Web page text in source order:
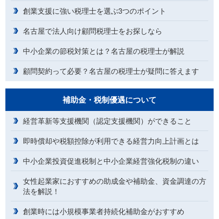
創業支援に強い税理士を選ぶ3つのポイント
名古屋で法人向け顧問税理士をお探しなら
中小企業の節税対策とは？名古屋の税理士が解説
顧問契約って必要？名古屋の税理士が疑問に答えます
補助金・税制優遇について
経営革新等支援機関（認定支援機関）ができること
即時償却や税額控除が利用できる経営力向上計画とは
中小企業投資促進税制と中小企業経営強化税制の違い
女性起業家におすすめの助成金や補助金、資金調達の方
法を解説！
創業時には小規模事業者持続化補助金がおすすめ